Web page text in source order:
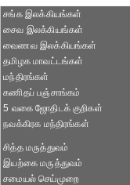
சங்க இலக்கியங்கள்
சைவ இலக்கியங்கள்
வைணவ இலக்கியங்கள்
தமிழக மாவட்டங்கள்
மந்திரங்கள்
கணிதப் பஞ்சாங்கம்
5 வகை ஜோதிடக் குறிகள்
நவக்கிரக மந்திரங்கள்
சித்த மருத்துவம்
இயற்கை மருத்துவம்
சமையல் செய்முறை